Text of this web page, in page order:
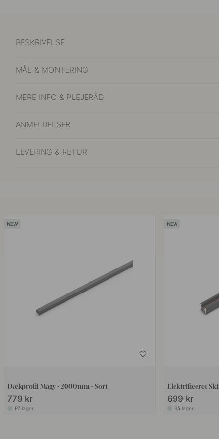
BESKRIVELSE
MÅL & MONTERING
MERE INFO & PLEJERÅD
ANMELDELSER
LEVERING & RETUR
Dækprofil Magy - 2000mm - Sort
779 kr
På lager
Elektrificeret
699 kr
På lager